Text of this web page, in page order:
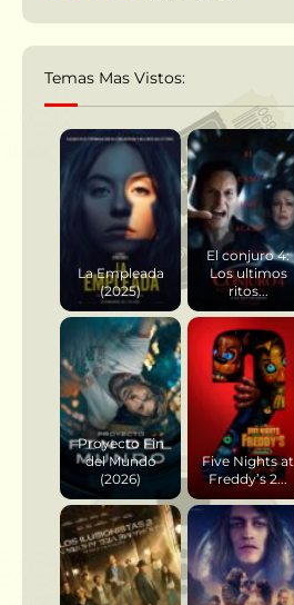
Temas Mas Vistos:
La Empleada
(2025)
El conjuro 4:
Los ultimos
ritos...
Proyecto Fin
del Mundo
(2026)
Five Nights at
Freddy’s 2...